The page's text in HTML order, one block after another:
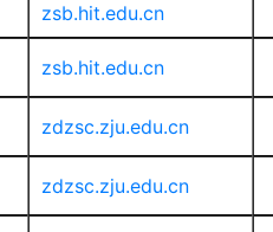
zsb.hit.edu.cn
zsb.hit.edu.cn
zdzsc.zju.edu.cn
zdzsc.zju.edu.cn